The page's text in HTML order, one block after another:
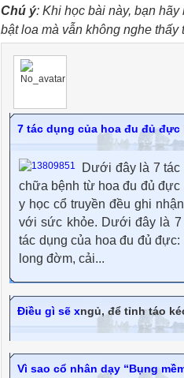
Chú ý: Khi học bài này, bạn
bật loa mà vẫn không nghe
7 tác dụng của hoa đu đủ
Dưới đây là 7 tác
chữa bệnh từ hoa đu đủ đực
y học cổ truyền đều ghi
với sức khỏe. Dưới đây là
tác dụng của hoa đu đủ
long đờm, cải...
Điều gì sẽ xngủ, để tỉnh táo
Vì sao cổ nhân dạy “Bụng